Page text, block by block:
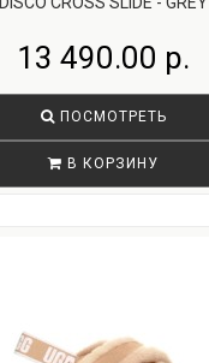
13 490.00 р.
ПОСМОТРЕТЬ
В КОРЗИНУ